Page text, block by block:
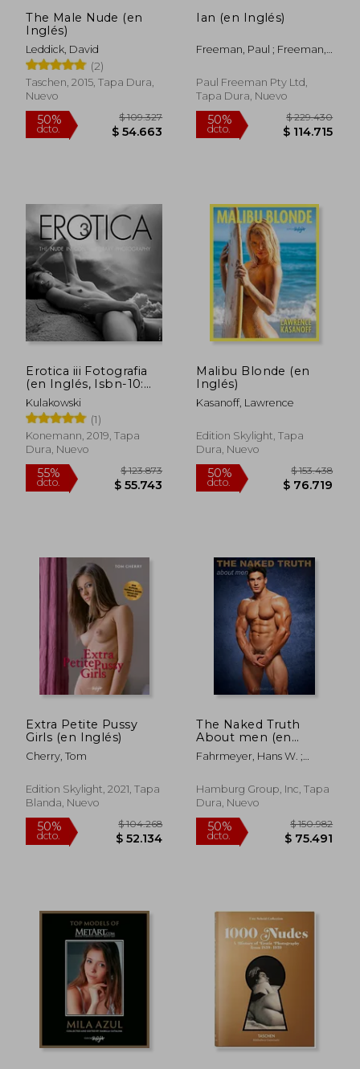
The Male Nude (en
Inglés)
Leddick, David
(2)
Taschen, 2015, Tapa Dura,
Nuevo
50%
dcto.
Ian (en Inglés)
Freeman, Paul ; Freeman,
Paul Freeman Pty Ltd,
Tapa Dura, Nuevo
50%
dcto. $
Erotica iii Fotografia
(en Inglés, Isbn-10:
3741919934, Isbn-13:
978-3741919930)
Kulakowski
(1)
Konemann, 2019, Tapa
Dura, Nuevo
55%
dcto. $ 55.743
Malibu Blonde (en
Inglés)
Kasanoff, Lawrence
Edition Skylight, Tapa
Dura, Nuevo
50%
dcto.
Extra Petite Pussy
Girls (en Inglés)
Cherry, Tom
Edition Skylight, 2021, Tapa
Blanda, Nuevo
50% $ 104.268
The Naked Truth
About men (en
Inglés)
Fahrmeyer, Hans W. ;
Briggs, Trevor
Hamburg Group, Inc, Tapa
Dura, Nuevo
50%